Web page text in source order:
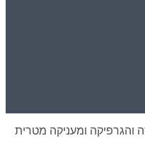
ומעניקה מטרית